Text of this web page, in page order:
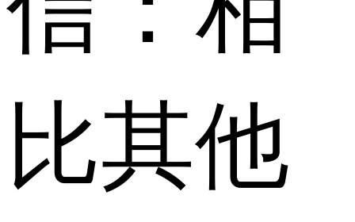
比其他